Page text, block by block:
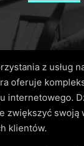
z usług
oferuje
internetowego.
zwiększyć
klientów.